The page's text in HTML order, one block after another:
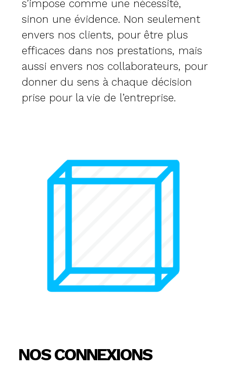
s’impose comme une nécessité,
sinon une évidence. Non seulement
envers nos clients, pour être plus
efficaces dans nos prestations, mais
aussi envers nos collaborateurs, pour
donner du sens à chaque décision
prise pour la vie de l’entreprise.
NOS CONNEXIONS